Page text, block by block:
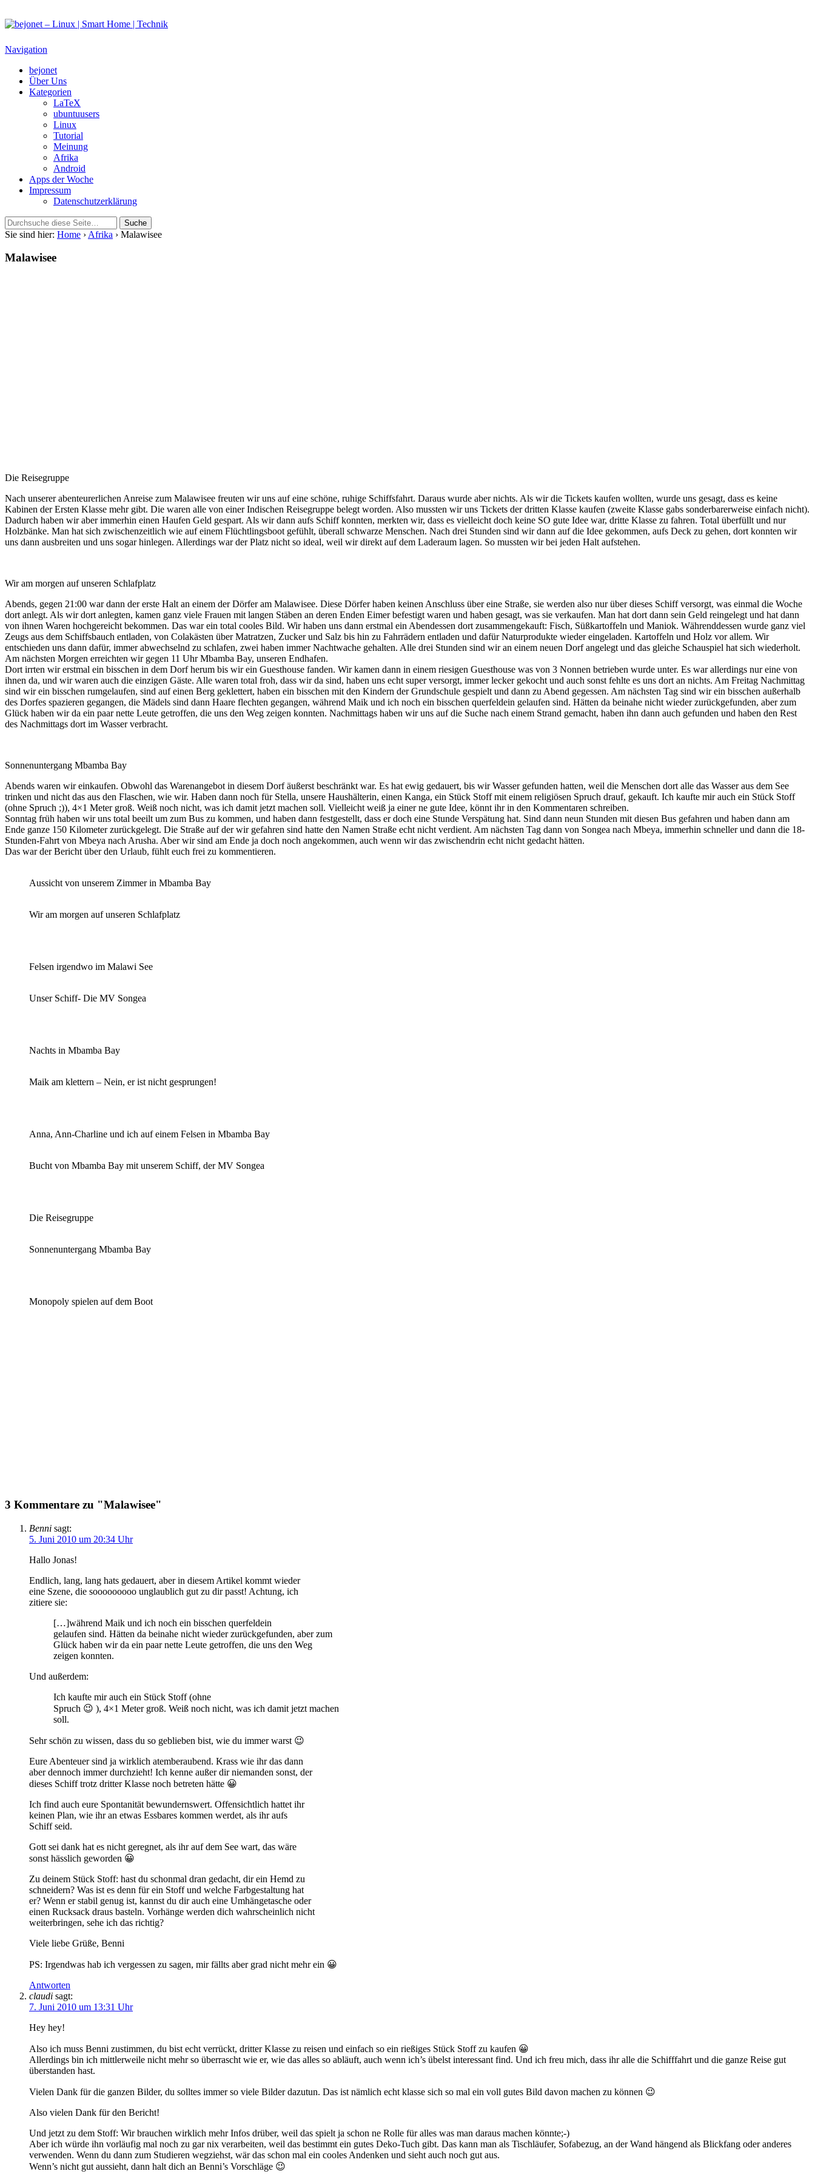
Navigation
bejonet
Über Uns
Kategorien
LaTeX
ubuntuusers
Linux
Tutorial
Meinung
Afrika
Android
Apps der Woche
Impressum
Datenschutzerklärung
Sie sind hier: Home › Afrika › Malawisee
Malawisee
Die Reisegruppe
Nach unserer abenteurerlichen Anreise zum Malawisee freuten wir uns auf eine schöne, ruhige Schiffsfahrt. Daraus wurde aber nichts. Als wir die Tickets kaufen wollten, wurde uns gesagt, dass es keine
Kabinen der Ersten Klasse mehr gibt. Die waren alle von einer Indischen Reisegruppe belegt worden. Also mussten wir uns Tickets der dritten Klasse kaufen (zweite Klasse gabs sonderbarerweise einfach nicht).
Dadurch haben wir aber immerhin einen Haufen Geld gespart. Als wir dann aufs Schiff konnten, merkten wir, dass es vielleicht doch keine SO gute Idee war, dritte Klasse zu fahren. Total überfüllt und nur
Holzbänke. Man hat sich zwischenzeitlich wie auf einem Flüchtlingsboot gefühlt, überall schwarze Menschen. Nach drei Stunden sind wir dann auf die Idee gekommen, aufs Deck zu gehen, dort konnten wir
uns dann ausbreiten und uns sogar hinlegen. Allerdings war der Platz nicht so ideal, weil wir direkt auf dem Laderaum lagen. So mussten wir bei jeden Halt aufstehen.
Wir am morgen auf unseren Schlafplatz
Abends, gegen 21:00 war dann der erste Halt an einem der Dörfer am Malawisee. Diese Dörfer haben keinen Anschluss über eine Straße, sie werden also nur über dieses Schiff versorgt, was einmal die Woche
dort anlegt. Als wir dort anlegten, kamen ganz viele Frauen mit langen Stäben an deren Enden Eimer befestigt waren und haben gesagt, was sie verkaufen. Man hat dort dann sein Geld reingelegt und hat dann
von ihnen Waren hochgereicht bekommen. Das war ein total cooles Bild. Wir haben uns dann erstmal ein Abendessen dort zusammengekauft: Fisch, Süßkartoffeln und Maniok. Währenddessen wurde ganz viel
Zeugs aus dem Schiffsbauch entladen, von Colakästen über Matratzen, Zucker und Salz bis hin zu Fahrrädern entladen und dafür Naturprodukte wieder eingeladen. Kartoffeln und Holz vor allem. Wir
entschieden uns dann dafür, immer abwechselnd zu schlafen, zwei haben immer Nachtwache gehalten. Alle drei Stunden sind wir an einem neuen Dorf angelegt und das gleiche Schauspiel hat sich wiederholt.
Am nächsten Morgen erreichten wir gegen 11 Uhr Mbamba Bay, unseren Endhafen.
Dort irrten wir erstmal ein bisschen in dem Dorf herum bis wir ein Guesthouse fanden. Wir kamen dann in einem riesigen Guesthouse was von 3 Nonnen betrieben wurde unter. Es war allerdings nur eine von
ihnen da, und wir waren auch die einzigen Gäste. Alle waren total froh, dass wir da sind, haben uns echt super versorgt, immer lecker gekocht und auch sonst fehlte es uns dort an nichts. Am Freitag Nachmittag
sind wir ein bisschen rumgelaufen, sind auf einen Berg geklettert, haben ein bisschen mit den Kindern der Grundschule gespielt und dann zu Abend gegessen. Am nächsten Tag sind wir ein bisschen außerhalb
des Dorfes spazieren gegangen, die Mädels sind dann Haare flechten gegangen, während Maik und ich noch ein bisschen querfeldein gelaufen sind. Hätten da beinahe nicht wieder zurückgefunden, aber zum
Glück haben wir da ein paar nette Leute getroffen, die uns den Weg zeigen konnten. Nachmittags haben wir uns auf die Suche nach einem Strand gemacht, haben ihn dann auch gefunden und haben den Rest
des Nachmittags dort im Wasser verbracht.
Sonnenuntergang Mbamba Bay
Abends waren wir einkaufen. Obwohl das Warenangebot in diesem Dorf äußerst beschränkt war. Es hat ewig gedauert, bis wir Wasser gefunden hatten, weil die Menschen dort alle das Wasser aus dem See
trinken und nicht das aus den Flaschen, wie wir. Haben dann noch für Stella, unsere Haushälterin, einen Kanga, ein Stück Stoff mit einem religiösen Spruch drauf, gekauft. Ich kaufte mir auch ein Stück Stoff
(ohne Spruch ;)), 4×1 Meter groß. Weiß noch nicht, was ich damit jetzt machen soll. Vielleicht weiß ja einer ne gute Idee, könnt ihr in den Kommentaren schreiben.
Sonntag früh haben wir uns total beeilt um zum Bus zu kommen, und haben dann festgestellt, dass er doch eine Stunde Verspätung hat. Sind dann neun Stunden mit diesen Bus gefahren und haben dann am
Ende ganze 150 Kilometer zurückgelegt. Die Straße auf der wir gefahren sind hatte den Namen Straße echt nicht verdient. Am nächsten Tag dann von Songea nach Mbeya, immerhin schneller und dann die 18-
Stunden-Fahrt von Mbeya nach Arusha. Aber wir sind am Ende ja doch noch angekommen, auch wenn wir das zwischendrin echt nicht gedacht hätten.
Das war der Bericht über den Urlaub, fühlt euch frei zu kommentieren.
Aussicht von unserem Zimmer in Mbamba Bay
Wir am morgen auf unseren Schlafplatz
Felsen irgendwo im Malawi See
Unser Schiff- Die MV Songea
Nachts in Mbamba Bay
Maik am klettern – Nein, er ist nicht gesprungen!
Anna, Ann-Charline und ich auf einem Felsen in Mbamba Bay
Bucht von Mbamba Bay mit unserem Schiff, der MV Songea
Die Reisegruppe
Sonnenuntergang Mbamba Bay
Monopoly spielen auf dem Boot
3 Kommentare zu "Malawisee"
Benni sagt:
5. Juni 2010 um 20:34 Uhr
Hallo Jonas!
Endlich, lang, lang hats gedauert, aber in diesem Artikel kommt wieder
eine Szene, die sooooooooo unglaublich gut zu dir passt! Achtung, ich
zitiere sie:
[…]während Maik und ich noch ein bisschen querfeldein
gelaufen sind. Hätten da beinahe nicht wieder zurückgefunden, aber zum
Glück haben wir da ein paar nette Leute getroffen, die uns den Weg
zeigen konnten.
Und außerdem:
Ich kaufte mir auch ein Stück Stoff (ohne
Spruch 😉 ), 4×1 Meter groß. Weiß noch nicht, was ich damit jetzt machen
soll.
Sehr schön zu wissen, dass du so geblieben bist, wie du immer warst 😉
Eure Abenteuer sind ja wirklich atemberaubend. Krass wie ihr das dann
aber dennoch immer durchzieht! Ich kenne außer dir niemanden sonst, der
dieses Schiff trotz dritter Klasse noch betreten hätte 😀
Ich find auch eure Spontanität bewundernswert. Offensichtlich hattet ihr
keinen Plan, wie ihr an etwas Essbares kommen werdet, als ihr aufs
Schiff seid.
Gott sei dank hat es nicht geregnet, als ihr auf dem See wart, das wäre
sonst hässlich geworden 😀
Zu deinem Stück Stoff: hast du schonmal dran gedacht, dir ein Hemd zu
schneidern? Was ist es denn für ein Stoff und welche Farbgestaltung hat
er? Wenn er stabil genug ist, kannst du dir auch eine Umhängetasche oder
einen Rucksack draus basteln. Vorhänge werden dich wahrscheinlich nicht
weiterbringen, sehe ich das richtig?
Viele liebe Grüße, Benni
PS: Irgendwas hab ich vergessen zu sagen, mir fällts aber grad nicht mehr ein 😀
Antworten
claudi sagt:
7. Juni 2010 um 13:31 Uhr
Hey hey!
Also ich muss Benni zustimmen, du bist echt verrückt, dritter Klasse zu reisen und einfach so ein rießiges Stück Stoff zu kaufen 😀
Allerdings bin ich mittlerweile nicht mehr so überrascht wie er, wie das alles so abläuft, auch wenn ich’s übelst interessant find. Und ich freu mich, dass ihr alle die Schifffahrt und die ganze Reise gut
überstanden hast.
Vielen Dank für die ganzen Bilder, du solltes immer so viele Bilder dazutun. Das ist nämlich echt klasse sich so mal ein voll gutes Bild davon machen zu können 😉
Also vielen Dank für den Bericht!
Und jetzt zu dem Stoff: Wir brauchen wirklich mehr Infos drüber, weil das spielt ja schon ne Rolle für alles was man daraus machen könnte;-)
Aber ich würde ihn vorläufig mal noch zu gar nix verarbeiten, weil das bestimmt ein gutes Deko-Tuch gibt. Das kann man als Tischläufer, Sofabezug, an der Wand hängend als Blickfang oder anderes
verwenden. Wenn du dann zum Studieren wegziehst, wär das schon mal ein cooles Andenken und sieht auch noch gut aus.
Wenn’s nicht gut aussieht, dann halt dich an Benni’s Vorschläge 😉